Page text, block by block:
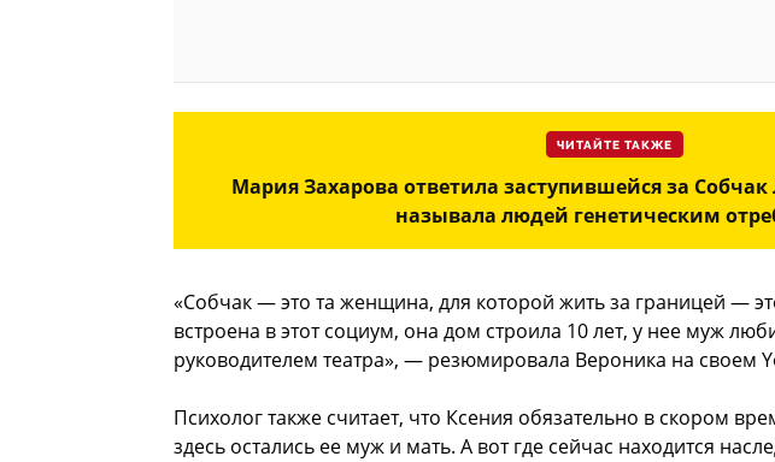
ЧИТАЙТЕ ТАКЖЕ
Мария Захарова ответила заступившейся за
называла людей генетическим
«Собчак — это та женщина, для которой жить за границей —
встроена в этот социум, она дом строила 10 лет, у нее муж
руководителем театра», — резюмировала Вероника на своем
Психолог также считает, что Ксения обязательно в скором
здесь остались ее муж и мать. А вот где сейчас находится